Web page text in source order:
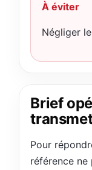
À éviter
Négliger
Brief
Pour
référence ne